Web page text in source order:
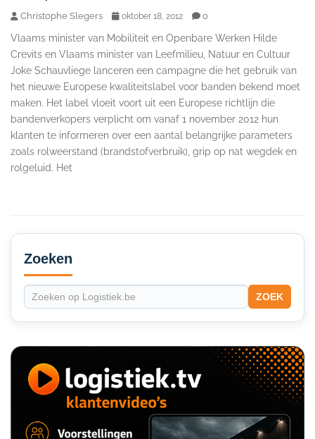
Christophe Slegers oktober 18, 2012 0
Vlaams minister van Mobiliteit en Openbare Werken Hilde
Crevits en Vlaams minister van Leefmilieu, Natuur en Cultuur
Joke Schauvliege lanceren een campagne die het gebruik van
het nieuwe Europese kwaliteitslabel voor banden bekend moet
maken. Het label vloeit voort uit een Europese richtlijn die
bandenverkopers verplicht om vanaf 1 november 2012 hun
klanten te informeren over een aantal belangrijke parameters
zoals rolweerstand (brandstofverbruik), grip op nat wegdek en
rolgeluid. Het
Secondary
Sidebar
Zoeken
ZOEK